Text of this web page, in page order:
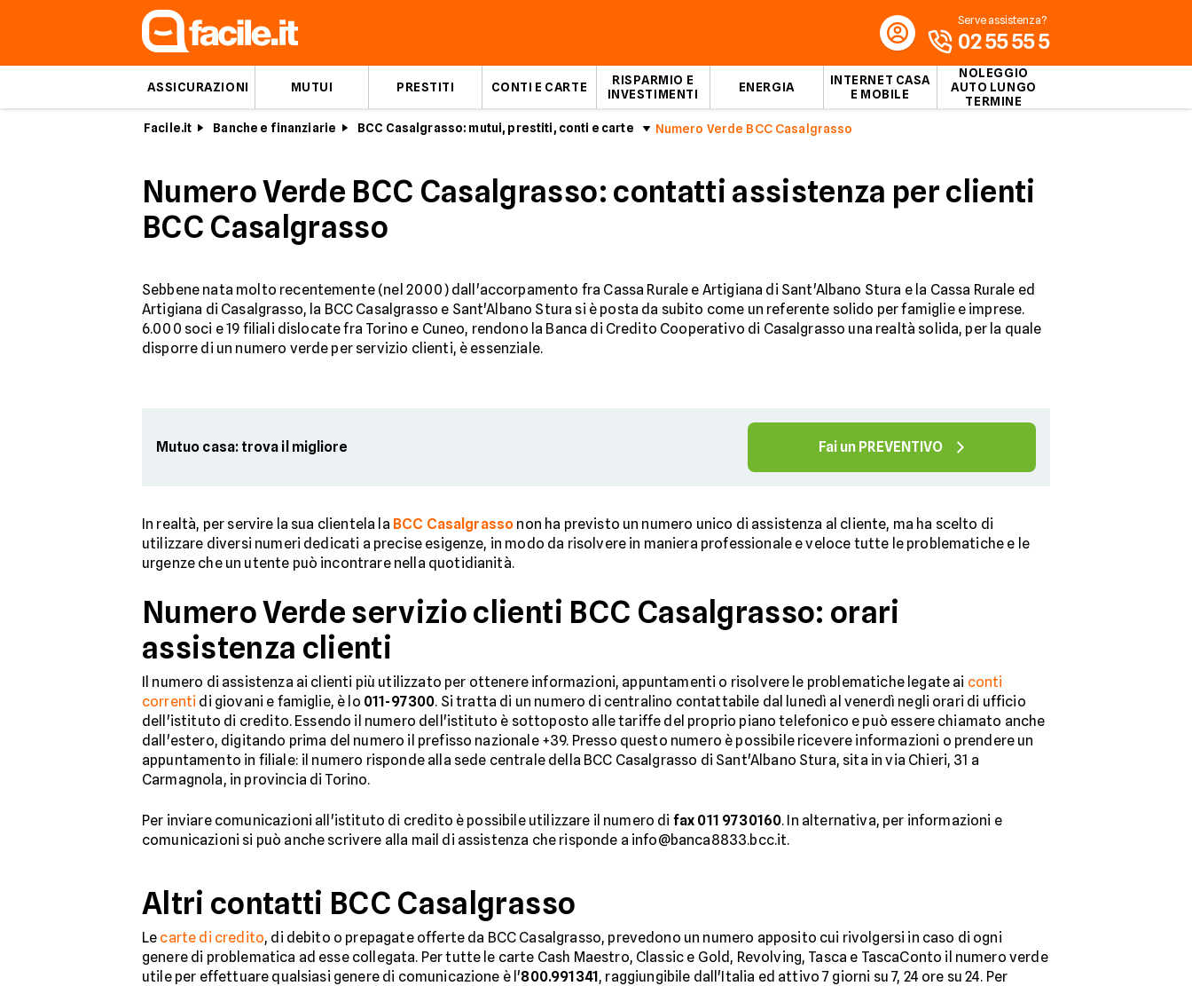
ASSICURAZIONI MUTUI PRESTITI CONTI E CARTE
RISPARMIO E
INVESTIMENTI
ENERGIA
INTERNET CASA
E MOBILE
NOLEGGIO
AUTO LUNGO
TERMINE
Serve assistenza?
02 55 55 5
Facile.it Banche e finanziarie BCC Casalgrasso: mutui, prestiti, conti e carte Numero Verde BCC Casalgrasso
Numero Verde BCC Casalgrasso: contatti assistenza per clienti
BCC Casalgrasso
Sebbene nata molto recentemente (nel 2000) dall'accorpamento fra Cassa Rurale e Artigiana di Sant'Albano Stura e la Cassa Rurale ed
Artigiana di Casalgrasso, la BCC Casalgrasso e Sant'Albano Stura si è posta da subito come un referente solido per famiglie e imprese.
6.000 soci e 19 filiali dislocate fra Torino e Cuneo, rendono la Banca di Credito Cooperativo di Casalgrasso una realtà solida, per la quale
disporre di un numero verde per servizio clienti, è essenziale.
Mutuo casa: trova il migliore Fai un PREVENTIVO
In realtà, per servire la sua clientela la BCC Casalgrasso non ha previsto un numero unico di assistenza al cliente, ma ha scelto di
utilizzare diversi numeri dedicati a precise esigenze, in modo da risolvere in maniera professionale e veloce tutte le problematiche e le
urgenze che un utente può incontrare nella quotidianità.
Numero Verde servizio clienti BCC Casalgrasso: orari
assistenza clienti
Il numero di assistenza ai clienti più utilizzato per ottenere informazioni, appuntamenti o risolvere le problematiche legate ai conti
correnti di giovani e famiglie, è lo 011-97300. Si tratta di un numero di centralino contattabile dal lunedì al venerdì negli orari di ufficio
dell'istituto di credito. Essendo il numero dell'istituto è sottoposto alle tariffe del proprio piano telefonico e può essere chiamato anche
dall'estero, digitando prima del numero il prefisso nazionale +39. Presso questo numero è possibile ricevere informazioni o prendere un
appuntamento in filiale: il numero risponde alla sede centrale della BCC Casalgrasso di Sant'Albano Stura, sita in via Chieri, 31 a
Carmagnola, in provincia di Torino.
Per inviare comunicazioni all'istituto di credito è possibile utilizzare il numero di fax 011 9730160. In alternativa, per informazioni e
comunicazioni si può anche scrivere alla mail di assistenza che risponde a info@banca8833.bcc.it.
Altri contatti BCC Casalgrasso
Le carte di credito, di debito o prepagate offerte da BCC Casalgrasso, prevedono un numero apposito cui rivolgersi in caso di ogni
genere di problematica ad esse collegata. Per tutte le carte Cash Maestro, Classic e Gold, Revolving, Tasca e TascaConto il numero verde
utile per effettuare qualsiasi genere di comunicazione è l'800.991341, raggiungibile dall'Italia ed attivo 7 giorni su 7, 24 ore su 24. Per